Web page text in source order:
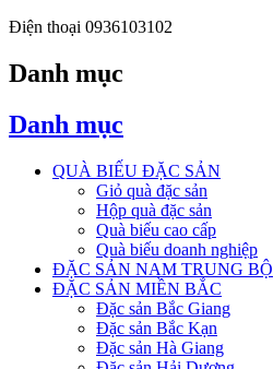
Điện thoại 0936103102
Danh mục
Danh mục
QUÀ BIẾU ĐẶC SẢN
Giỏ quà đặc sản
Hộp quà đặc sản
Quà biếu cao cấp
Quà biếu doanh nghiệp
ĐẶC SẢN NAM TRUNG BỘ
ĐẶC SẢN MIỀN BẮC
Đặc sản Bắc Giang
Đặc sản Bắc Kạn
Đặc sản Hà Giang